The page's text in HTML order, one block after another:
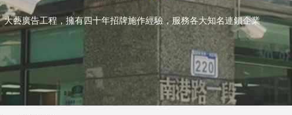
大藝廣告工程，擁有四十年招牌施作經驗，服務各大知名連鎖企業